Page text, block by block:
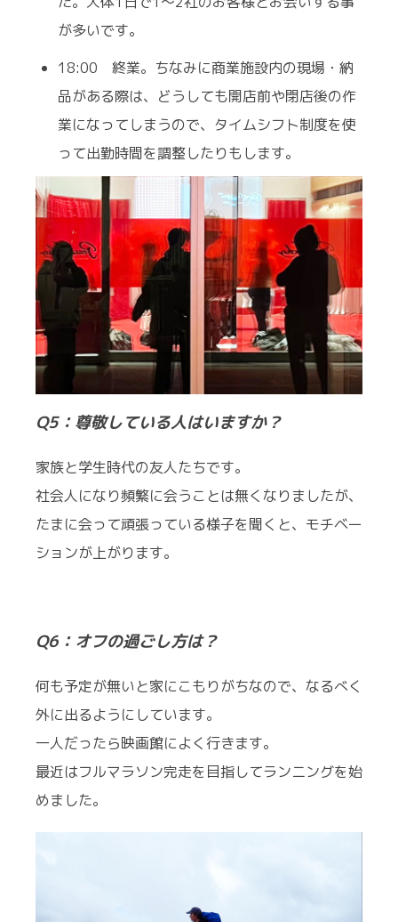
が多いです。
18:00 終業。ちなみに商業施設内の現場・納
品がある際は、どうしても開店前や閉店後の作
業になってしまうので、タイムシフト制度を使
って出勤時間を調整したりもします。
Q5：尊敬している人はいますか？
家族と学生時代の友人たちです。
社会人になり頻繁に会うことは無くなりましたが、
たまに会って頑張っている様子を聞くと、モチベー
ションが上がります。
Q6：オフの過ごし方は？
何も予定が無いと家にこもりがちなので、なるべく
外に出るようにしています。
一人だったら映画館によく行きます。
最近はフルマラソン完走を目指してランニングを始
めました。